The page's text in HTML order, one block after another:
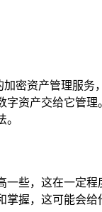
密资产管理服务
资产交给它管理
些，这在一定程
握，这可能会给